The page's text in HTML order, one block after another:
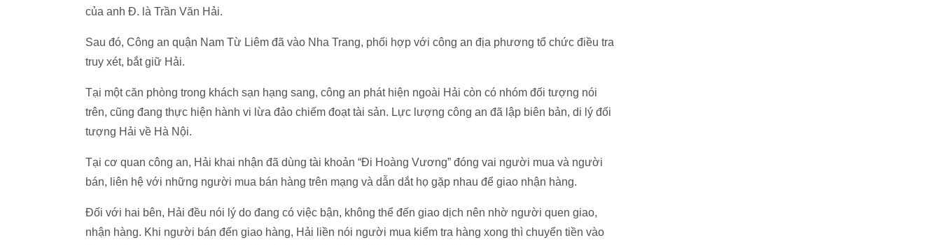
của anh Đ. là Trần Văn Hải.
Sau đó, Công an quận Nam Từ Liêm đã vào Nha Trang, phối hợp với công an địa phương tổ chức điều tra
truy xét, bắt giữ Hải.
Tại một căn phòng trong khách sạn hạng sang, công an phát hiện ngoài Hải còn có nhóm đối tượng nói
trên, cũng đang thực hiện hành vi lừa đảo chiếm đoạt tài sản. Lực lượng công an đã lập biên bản, di lý đối
tượng Hải về Hà Nội.
Tại cơ quan công an, Hải khai nhận đã dùng tài khoản “Đi Hoàng Vương” đóng vai người mua và người
bán, liên hệ với những người mua bán hàng trên mạng và dẫn dắt họ gặp nhau để giao nhận hàng.
Đối với hai bên, Hải đều nói lý do đang có việc bận, không thể đến giao dịch nên nhờ người quen giao,
nhận hàng. Khi người bán đến giao hàng, Hải liền nói người mua kiểm tra hàng xong thì chuyển tiền vào